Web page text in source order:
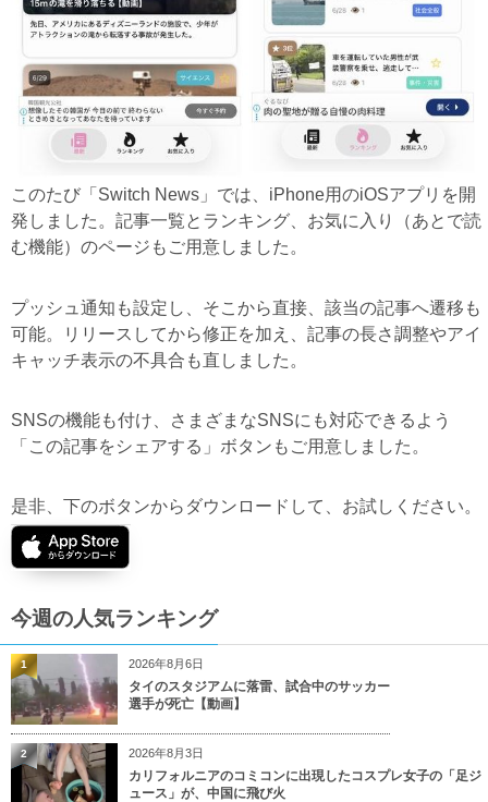
このたび「Switch News」では、iPhone用のiOSアプリを開
発しました。記事一覧とランキング、お気に入り（あとで読
む機能）のページもご用意しました。
プッシュ通知も設定し、そこから直接、該当の記事へ遷移も
可能。リリースしてから修正を加え、記事の長さ調整やアイ
キャッチ表示の不具合も直しました。
SNSの機能も付け、さまざまなSNSにも対応できるよう
「この記事をシェアする」ボタンもご用意しました。
是非、下のボタンからダウンロードして、お試しください。
今週の人気ランキング
2026年8月6日
タイのスタジアムに落雷、試合中のサッカー
選手が死亡【動画】
1
2026年8月3日
カリフォルニアのコミコンに出現したコスプレ女子の「足ジ
ュース」が、中国に飛び火
2